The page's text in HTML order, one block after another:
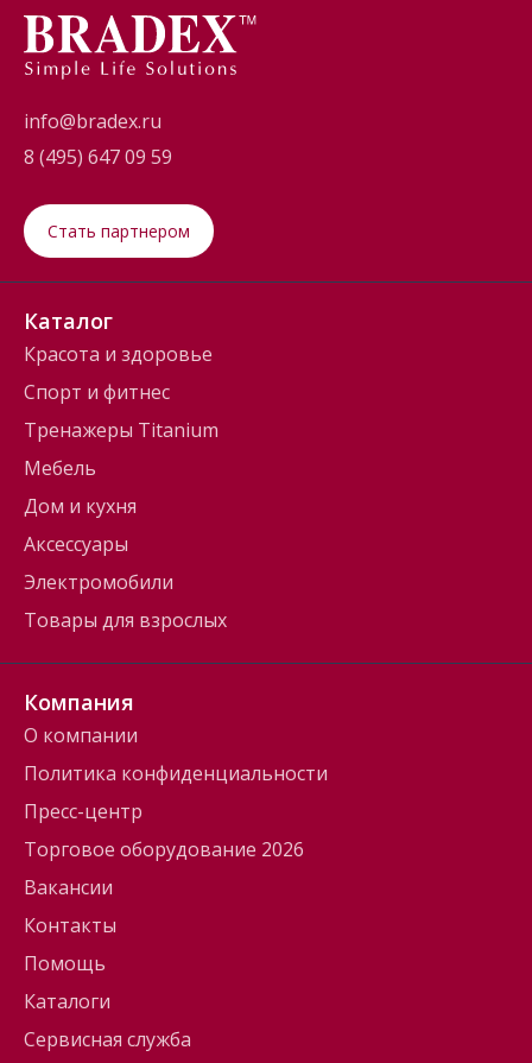
info@bradex.ru
8 (495) 647 09 59
Стать партнером
Каталог
Красота и здоровье
Спорт и фитнес
Тренажеры Titanium
Мебель
Дом и кухня
Аксессуары
Электромобили
Товары для взрослых
Компания
О компании
Политика конфиденциальности
Пресс-центр
Торговое оборудование 2026
Вакансии
Контакты
Помощь
Каталоги
Сервисная служба